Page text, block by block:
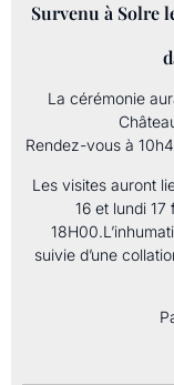
Survenu à Solre
La cérémonie
Rendez-vous à
Les visites auront
16 et lundi
suivie d’une